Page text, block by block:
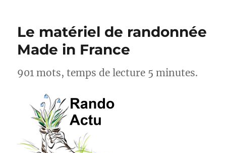
–
phocéenne
Le matériel de randonnée
Made in France
901 mots, temps de lecture 5 minutes.